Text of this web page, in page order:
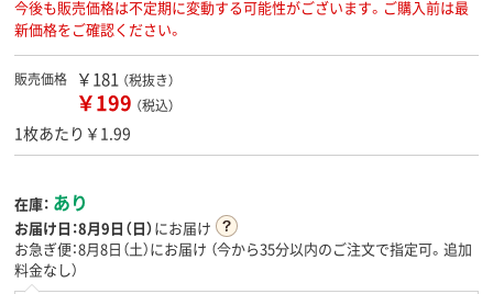
今後も販売価格は不定期に変動する可能性がございます。ご購入前は最
新価格をご確認ください。
販売価格 ￥181 （税抜き）
￥199 （税込）
1枚あたり￥1.99
在庫： あり
お届け日：8月9日（日）にお届け
お急ぎ便：8月8日（土）にお届け （今から35分以内のご注文で指定可。追加
料金なし）